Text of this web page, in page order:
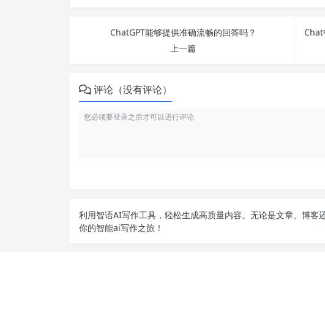
ChatGPT能够提供准确流畅的回答吗？
上一篇
评论（没有评论）
利用智语AI写作工具，轻松生成高质量内容。无论是文章、博
你的智能ai写作之旅！